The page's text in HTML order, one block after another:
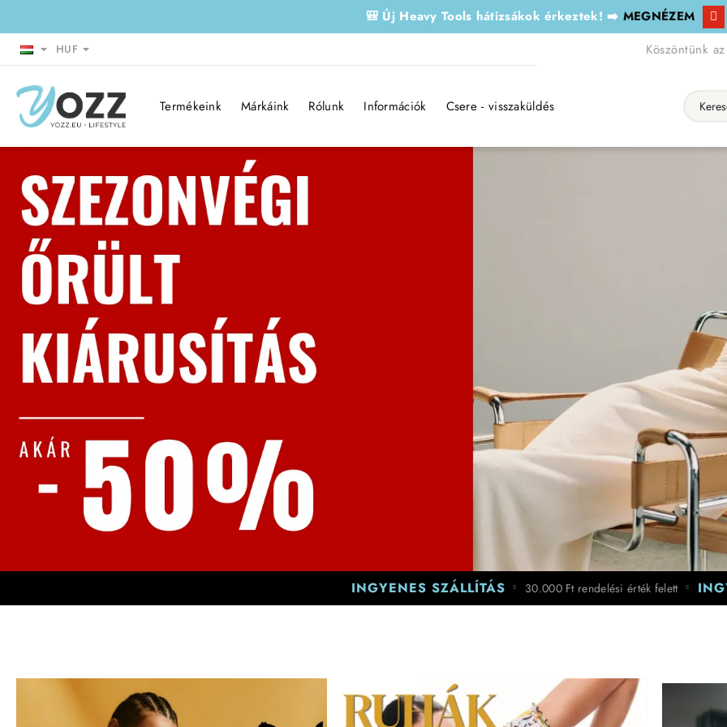
-
lifestyle
webáruház
🎒 Új Heavy Tools hátizsákok érkeztek! ➡️ MEGNÉZEM
HUF Köszöntünk
Termékeink Márkáink Rólunk Információk Csere - visszaküldés
INGYENES SZÁLLÍTÁS 30.000 Ft